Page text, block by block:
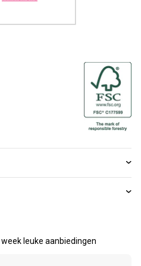
leuke aanbiedingen